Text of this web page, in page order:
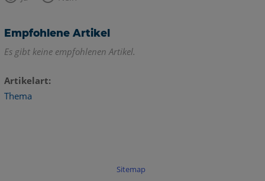
Empfohlene Artikel
Es gibt keine empfohlenen Artikel.
Artikelart
Thema
Sitemap